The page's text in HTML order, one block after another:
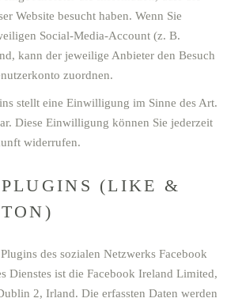
Website besucht haben. Wenn Sie
Social-Media-Account (z. B.
kann der jeweilige Anbieter den Besuch
zuordnen.
stellt eine Einwilligung im Sinne des Art.
Diese Einwilligung können Sie jederzeit
widerrufen.
(LIKE &
des sozialen Netzwerks Facebook
Dienstes ist die Facebook Ireland Limited,
2, Irland. Die erfassten Daten werden